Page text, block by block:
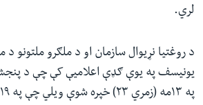
لري.
د روغتیا نړیوال سازمان او د ملګرو ملتونو د
یونیسف په یوې ګډې اعلامیې کې چې د